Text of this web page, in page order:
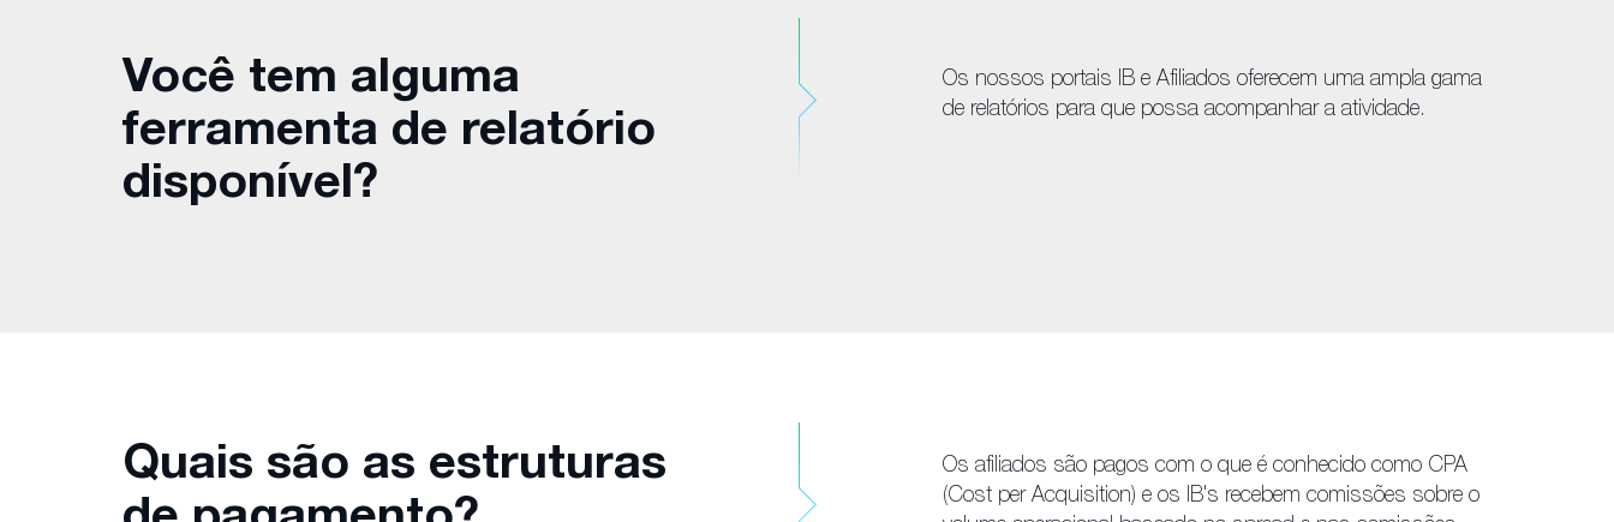
Você tem alguma
ferramenta de relatório
disponível?
Os nossos portais IB e Afiliados oferecem uma ampla gama
de relatórios para que possa acompanhar a atividade.
Quais são as estruturas
Os afiliados são pagos com o que é conhecido como CPA
(Cost per Acquisition) e os IB's recebem comissões sobre o